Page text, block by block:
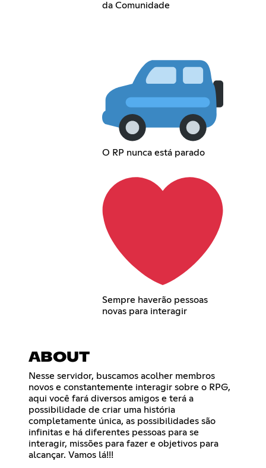
da Comunidade
O RP nunca está parado
Sempre haverão pessoas
novas para interagir
ABOUT
Nesse servidor, buscamos acolher membros
novos e constantemente interagir sobre o RPG,
aqui você fará diversos amigos e terá a
possibilidade de criar uma história
completamente única, as possibilidades são
infinitas e há diferentes pessoas para se
interagir, missões para fazer e objetivos para
alcançar. Vamos lá!!!